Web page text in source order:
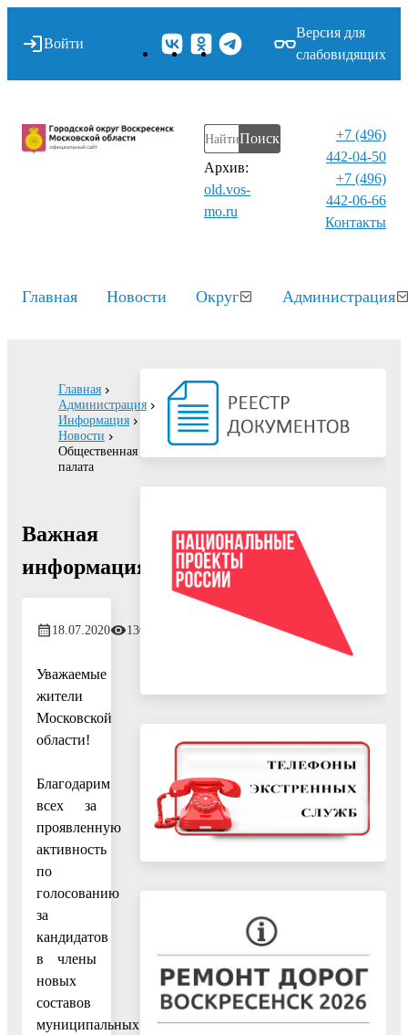
Войти
Версия для
слабовидящих
Поиск
Архив:
old.vos-
mo.ru
+7 (496)
442-04-50
+7 (496)
442-06-66
Контакты⁠
Главная Новости Округ Администрация
Главная
Администрация
Информация
Новости
Общественная
палата
Важная
информация!
18.07.2020 1308
Уважаемые
жители
Московской
области!
Благодарим
всех за
проявленную
активность
по
голосованию
за
кандидатов
в члены
новых
составов
муниципальных